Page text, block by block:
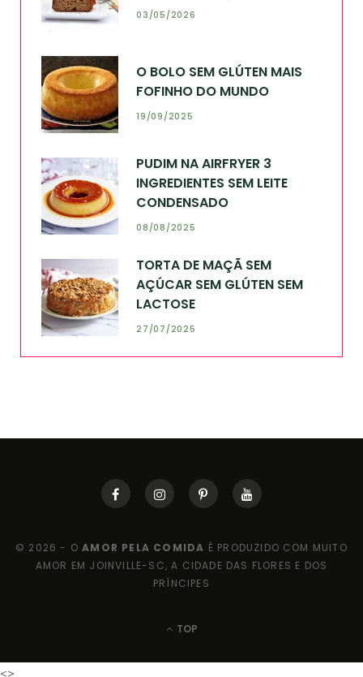
03/05/2026
O BOLO SEM GLÚTEN MAIS
FOFINHO DO MUNDO
19/09/2025
PUDIM NA AIRFRYER 3
INGREDIENTES SEM LEITE
CONDENSADO
08/08/2025
TORTA DE MAÇÃ SEM
AÇÚCAR SEM GLÚTEN SEM
LACTOSE
27/07/2025
© 2026 - OAMOR PELA COMIDA É PRODUZIDO COM MUITO
AMOR EM JOINVILLE-SC, A CIDADE DAS FLORES E DOS
PRÍNCIPES
TOP
<>